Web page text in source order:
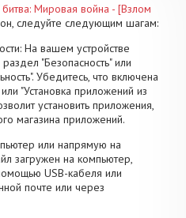
Мировая война - [Взлом
следуйте следующим шагам:
На вашем устройстве
"Безопасность" или
Убедитесь, что включена
"Установка приложений из
установить приложения,
магазина приложений.
или напрямую на
загружен на компьютер,
USB-кабеля или
почте или через